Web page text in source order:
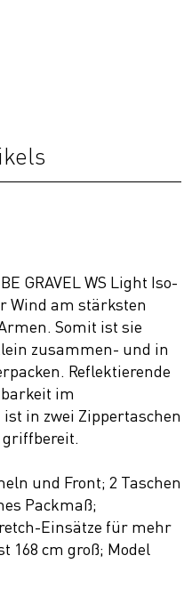
GRAVEL WS Light Iso-
Wind am stärksten
Somit ist sie
zusammen- und in
Reflektierende
im
in zwei Zippertaschen
und Front; 2 Taschen
Packmaß;
Einsätze für mehr
168 cm groß; Model